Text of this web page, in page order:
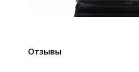
Отзывы